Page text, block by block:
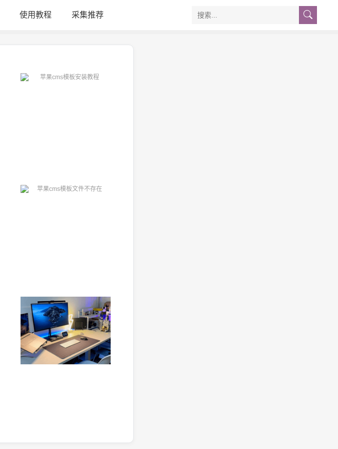
使用教程 采集推荐